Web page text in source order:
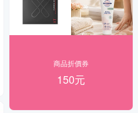
商品折價券
150元